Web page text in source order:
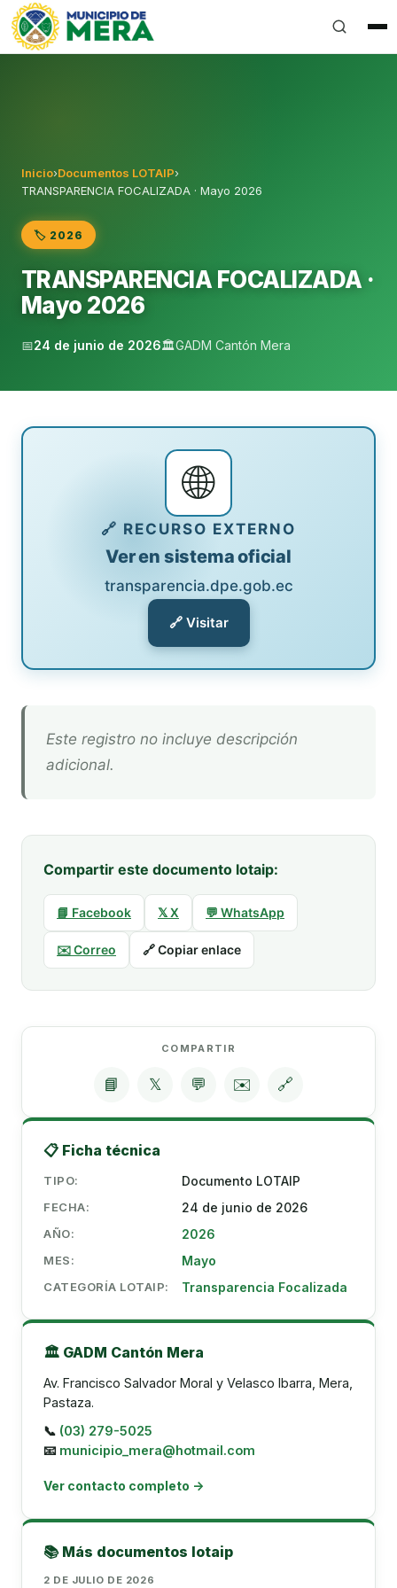
Gobierno Autónomo Descentralizado Municipal del
Inicio›Documentos LOTAIP›
TRANSPARENCIA FOCALIZADA · Mayo 2026
🏷️ 2026
TRANSPARENCIA FOCALIZADA ·
Mayo 2026
📅24 de junio de 2026🏛️GADM Cantón Mera
🌐
🔗 RECURSO EXTERNO
Ver en sistema oficial
transparencia.dpe.gob.ec
🔗 Visitar
Este registro no incluye descripción
adicional.
Compartir este documento lotaip:
📘 Facebook 𝕏 X 💬 WhatsApp
✉️ Correo 🔗 Copiar enlace
COMPARTIR
📘 𝕏 💬 ✉️ 🔗
📋 Ficha técnica
TIPO: Documento LOTAIP
FECHA: 24 de junio de 2026
AÑO: 2026
MES: Mayo
CATEGORÍA LOTAIP: Transparencia Focalizada
🏛️ GADM Cantón Mera
Av. Francisco Salvador Moral y Velasco Ibarra, Mera,
Pastaza.
📞 (03) 279-5025
📧 municipio_mera@hotmail.com
Ver contacto completo →
📚 Más documentos lotaip
2 DE JULIO DE 2026